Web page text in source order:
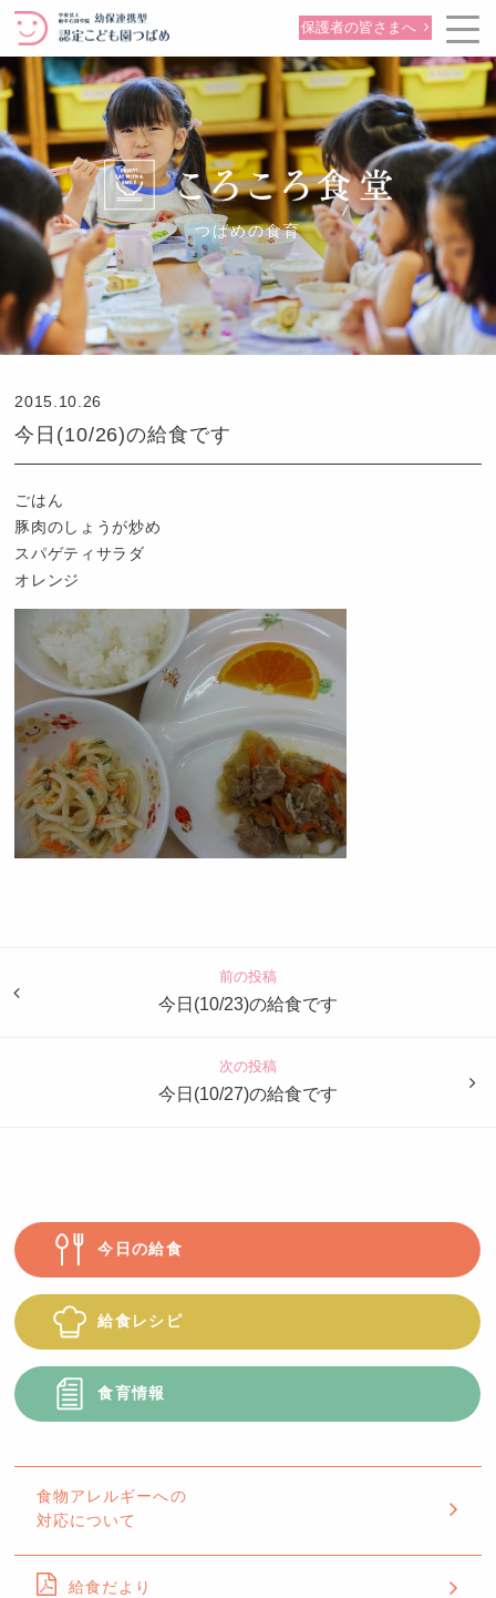
保護者の皆さまへ
つばめの食育
2015.10.26
今日(10/26)の給食です
ごはん
豚肉のしょうが炒め
スパゲティサラダ
オレンジ
も
前の投稿
今日(10/23)の給食です
次の投稿
今日(10/27)の給食です
今日の給食
給食レシピ
食育情報
食物アレルギーへの
対応について
給食だより